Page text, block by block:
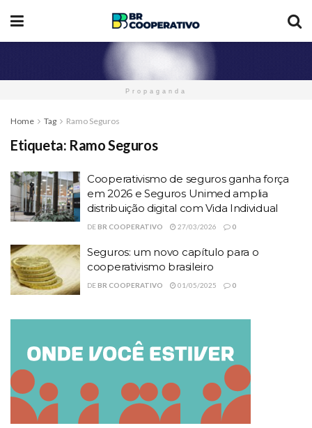
Propaganda
Home Tag Ramo Seguros
Etiqueta: Ramo Seguros
Cooperativismo de seguros ganha força
em 2026 e Seguros Unimed amplia
distribuição digital com Vida Individual
DE BR COOPERATIVO 27/03/2026 0
Seguros: um novo capítulo para o
cooperativismo brasileiro
DE BR COOPERATIVO 01/05/2025 0